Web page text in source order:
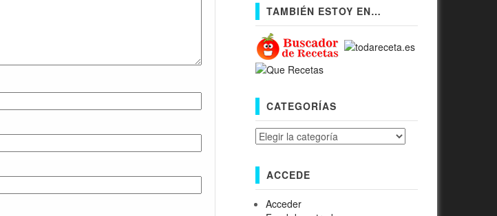
TAMBIÉN ESTOY EN…
CATEGORÍAS
Categorías
ACCEDE
Acceder